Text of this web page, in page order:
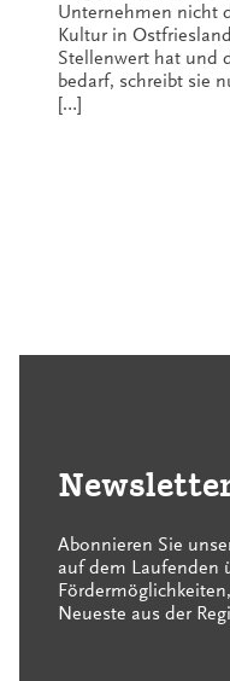
Unternehmen nicht
Kultur in
Stellenwert hat und
bedarf, schreibt sie
[…]
Abonnieren Sie
auf dem Laufenden
Neueste aus der